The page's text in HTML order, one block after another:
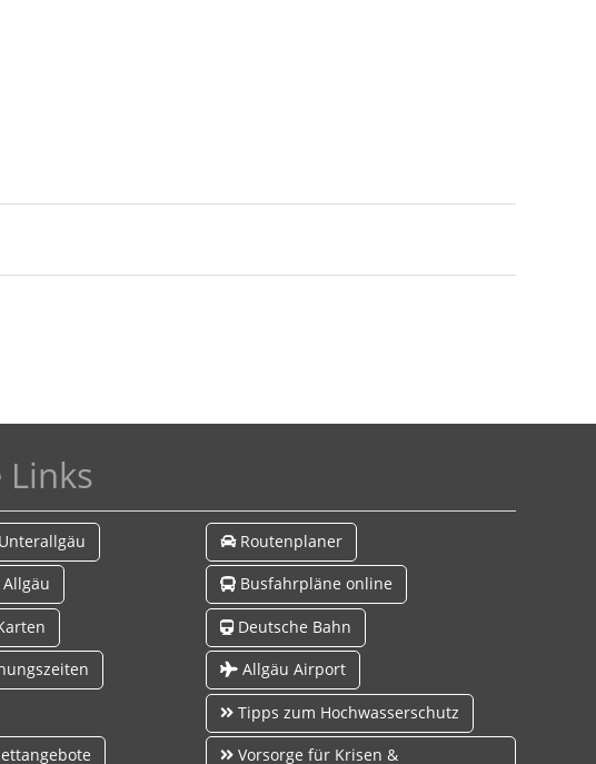
Routenplaner
Busfahrpläne online
Deutsche Bahn
Allgäu Airport
Tipps zum Hochwasserschutz
Vorsorge für Krisen &